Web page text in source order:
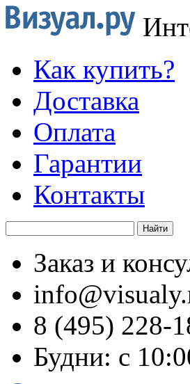
Как купить?
Доставка
Оплата
Гарантии
Контакты
Заказ и
8 (495) 228-
Будни: с